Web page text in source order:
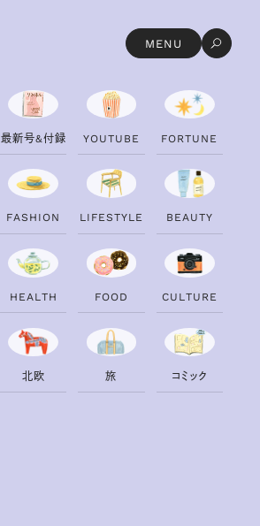
MENU
最新号&付録 YOUTU B E FORTU N E
FAS H ION LI FESTYLE B EAUTY
H EALTH FOOD CU LTU RE
北欧 旅 コ ミ ック